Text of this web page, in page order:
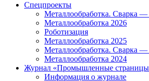
Спецпроекты
Металлообработка. Сварка —
Металлообработка 2026
Роботизация
Металлообработка 2025
Металлообработка. Сварка
Металлообработка 2024
Журнал «Промышленные
Информация о журнале